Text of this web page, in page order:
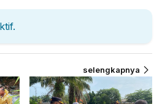
selengkapnya